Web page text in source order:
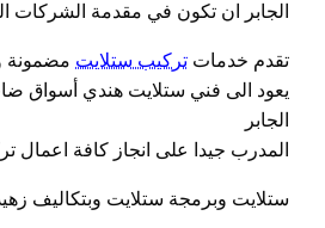
الجابر ان تكون في مقدمة الشركات
تقدم خدمات تركيب ستلايت مضمونة
يعود الى فني ستلايت هندي أسواق
الجابر
المدرب جيدا على انجاز كافة اعمال
ستلايت وبرمجة ستلايت وبتكاليف